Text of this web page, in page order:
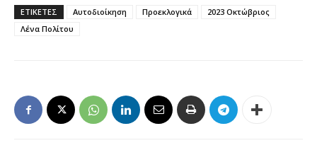
ΕΤΙΚΕΤΕΣ Αυτοδιοίκηση Προεκλογικά
2023 Οκτώβριος
Λένα Πολίτου